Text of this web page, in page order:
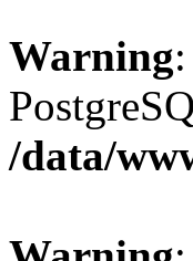
Warning
/data/